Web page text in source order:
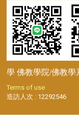
學 佛教學院/佛教學
Terms of use
造訪人次 : 12292546